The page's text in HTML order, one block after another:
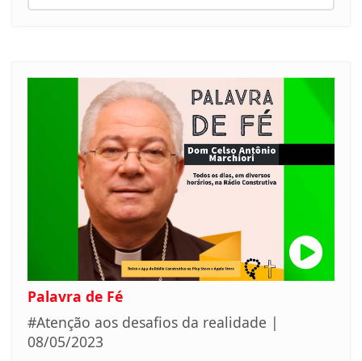
Palavra de Fé
#Atenção aos desafios da realidade |
08/05/2023